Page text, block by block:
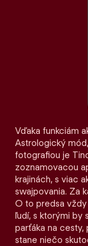
Vďaka funkciám
Astrologický
fotografiou je
zoznamovacou
krajinách, s viac
swajpovania. Za
O to predsa vždy
ľudí, s ktorými by
parťáka na cesty,
stane niečo